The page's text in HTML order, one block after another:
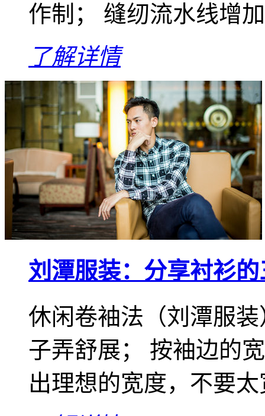
作制； 缝纫流水线增
了解详情
刘潭服装：分享衬衫
休闲卷袖法（刘潭服
子弄舒展； 按袖边的
出理想的宽度，不要